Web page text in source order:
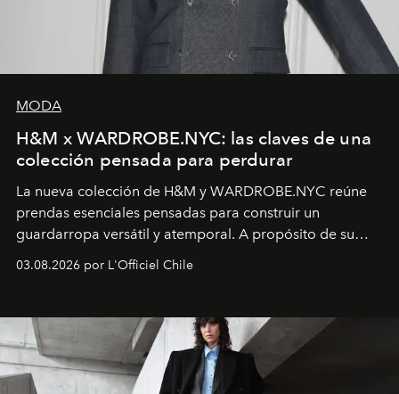
MODA
H&M x WARDROBE.NYC: las claves de una
colección pensada para perdurar
La nueva colección de H&M y WARDROBE.NYC reúne
prendas esenciales pensadas para construir un
guardarropa versátil y atemporal. A propósito de su
lanzamiento, los fundadores de la firma neoyorquina y
la asesora creativa y jefa de diseño global de la marca
y la filosofía detrás de la propuesta.
03.08.2026 por L'Officiel Chile